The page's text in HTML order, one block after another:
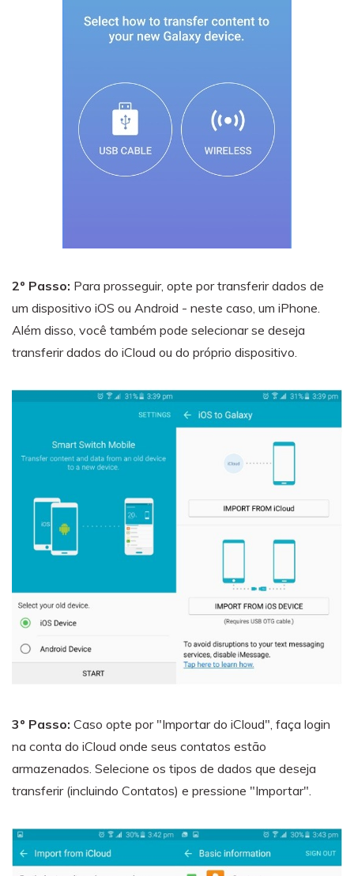
2º Passo: Para prosseguir, opte por transferir dados de
um dispositivo iOS ou Android - neste caso, um iPhone.
Além disso, você também pode selecionar se deseja
transferir dados do iCloud ou do próprio dispositivo.
3º Passo: Caso opte por "Importar do iCloud", faça login
na conta do iCloud onde seus contatos estão
armazenados. Selecione os tipos de dados que deseja
transferir (incluindo Contatos) e pressione "Importar".